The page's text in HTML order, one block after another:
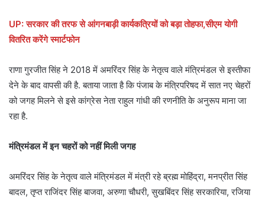
UP: सरकार की तरफ से आंगनबाड़ी कार्यकत्रियों को बड़ा तोहफा,सीएम योगी
वितरित करेंगे स्मार्टफोन
राणा गुरजीत सिंह ने 2018 में अमरिंदर सिंह के नेतृत्व वाले मंत्रिमंडल से इस्तीफा
देने के बाद वापसी की है. बताया जाता है कि पंजाब के मंत्रिपरिषद में सात नए चेहरों
को जगह मिलने से इसे कांग्रेस नेता राहुल गांधी की रणनीति के अनुरूप माना जा
रहा है.
मंत्रिमंडल में इन चहरों को नहीं मिली जगह
अमरिंदर सिंह के नेतृत्व वाले मंत्रिमंडल में मंत्री रहे ब्रह्म मोहिंद्रा, मनप्रीत सिंह
बादल, तृप्त राजिंदर सिंह बाजवा, अरुणा चौधरी, सुखबिंदर सिंह सरकारिया, रजिया